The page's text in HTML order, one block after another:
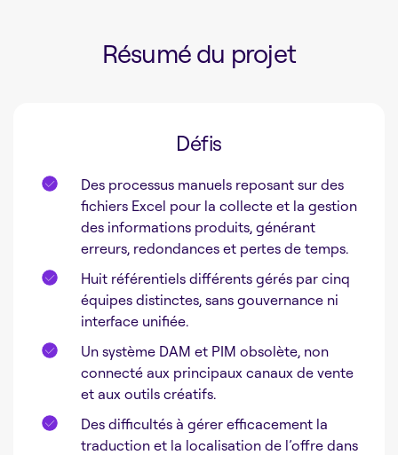
Résumé du projet
Défis
Des processus manuels reposant sur des
fichiers Excel pour la collecte et la gestion
des informations produits, générant
erreurs, redondances et pertes de temps.
Huit référentiels différents gérés par cinq
équipes distinctes, sans gouvernance ni
interface unifiée.
Un système DAM et PIM obsolète, non
connecté aux principaux canaux de vente
et aux outils créatifs.
Des difficultés à gérer efficacement la
traduction et la localisation de l’offre dans